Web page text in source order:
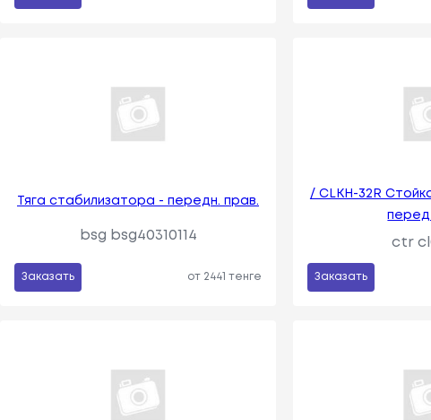
Тяга стабилизатора - передн. прав.
bsg bsg40310114
Заказать от 2441 тенге
/ CLKH-32R
перед
ctr
Заказать